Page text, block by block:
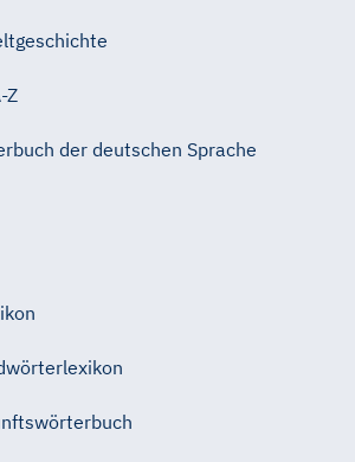
Z
der deutschen Sprache